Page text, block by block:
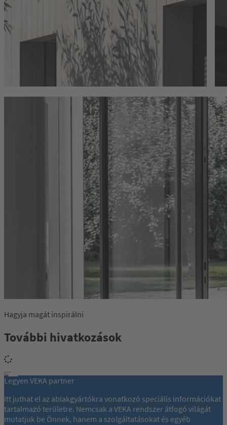
Hagyja magát inspirálni
További hivatkozások
Legyen VEKA partner
Itt juthat el az ablakgyártókra vonatkozó speciális információkat
tartalmazó területre. Nemcsak a VEKA rendszer átfogó világát
mutatjuk be Önnek, hanem a szolgáltatásokat és egyéb